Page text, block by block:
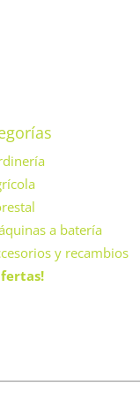
a batería
y recambios